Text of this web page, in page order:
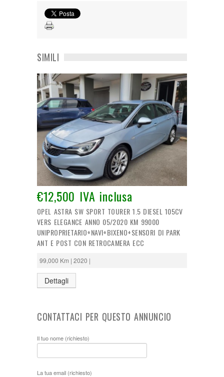
SIMILI
€12,500 IVA inclusa
OPEL ASTRA SW SPORT TOURER 1.5 DIESEL 105CV
VERS ELEGANCE ANNO 05/2020 KM 99000
UNIPROPRIETARIO+NAVI+BIXENO+SENSORI DI PARK
ANT E POST CON RETROCAMERA ECC
99,000 Km | 2020 |
Dettagli
CONTATTACI PER QUESTO ANNUNCIO
Il tuo nome (richiesto)
La tua email (richiesto)